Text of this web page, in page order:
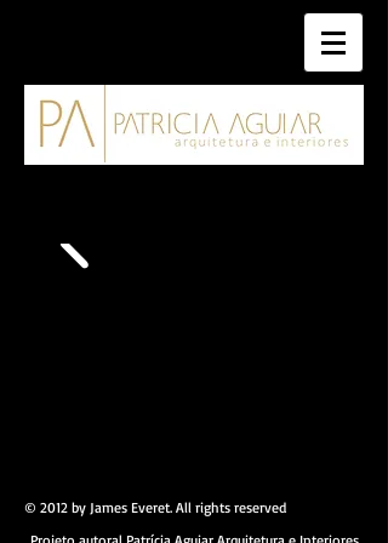
© 2012 by James Everet. All rights reserved